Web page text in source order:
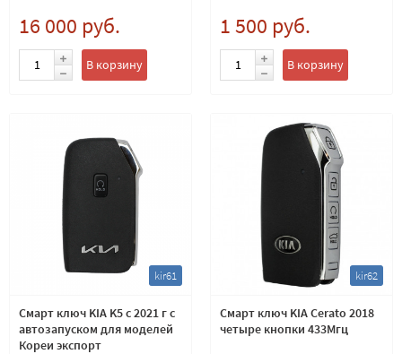
16 000 руб.
В корзину
1 500 руб.
В корзину
kir61
Смарт ключ KIA K5 c 2021 г с
автозапуском для моделей
Кореи экспорт
kir62
Смарт ключ KIA Cerato 2018
четыре кнопки 433Мгц